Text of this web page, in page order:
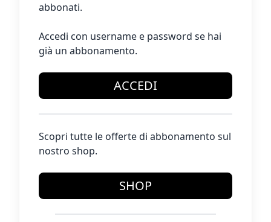
abbonati.
Accedi con username e password se hai
già un abbonamento.
ACCEDI
Scopri tutte le offerte di abbonamento sul
nostro shop.
SHOP